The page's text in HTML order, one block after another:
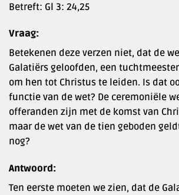
Betreft: Gl 3: 24,25
Vraag:
Betekenen deze verzen niet, dat de
Galatiërs geloofden, een
om hen tot Christus te leiden. Is dat
functie van de wet? De ceremoniële
offeranden zijn met de komst van
maar de wet van de tien geboden
nog?
Antwoord:
Ten eerste moeten we zien, dat de